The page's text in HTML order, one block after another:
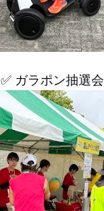
✅ ガラポン抽選会